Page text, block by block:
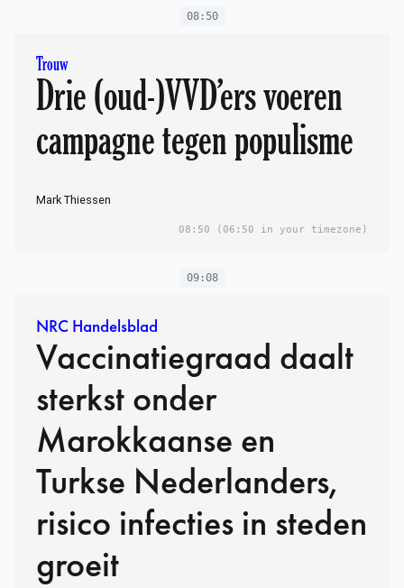
08:50
Trouw
Drie (oud-)VVD’ers voeren
campagne tegen populisme
Mark Thiessen
08:50 (06:50 in your timezone)
09:08
NRC Handelsblad
Vaccinatiegraad daalt
sterkst onder
Marokkaanse en
Turkse Nederlanders,
risico infecties in steden
groeit